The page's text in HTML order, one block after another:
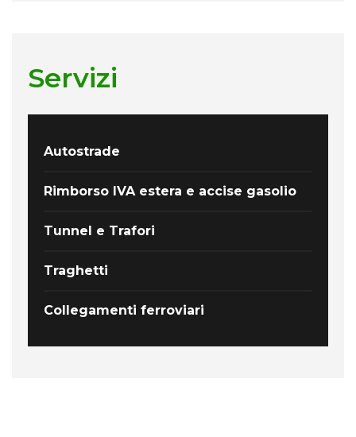
Servizi
Autostrade
Rimborso IVA estera e accise gasolio
Tunnel e Trafori
Traghetti
Collegamenti ferroviari